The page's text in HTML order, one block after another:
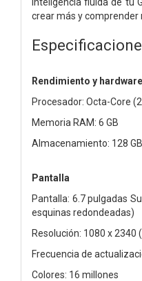
crear más y comprender
Rendimiento y hardware
Procesador: Octa-Core
Memoria RAM: 6 GB
Almacenamiento: 128 GB
Pantalla
Pantalla: 6.7 pulgadas
esquinas redondeadas)
Resolución: 1080 x 2340
Frecuencia de
Colores: 16 millones